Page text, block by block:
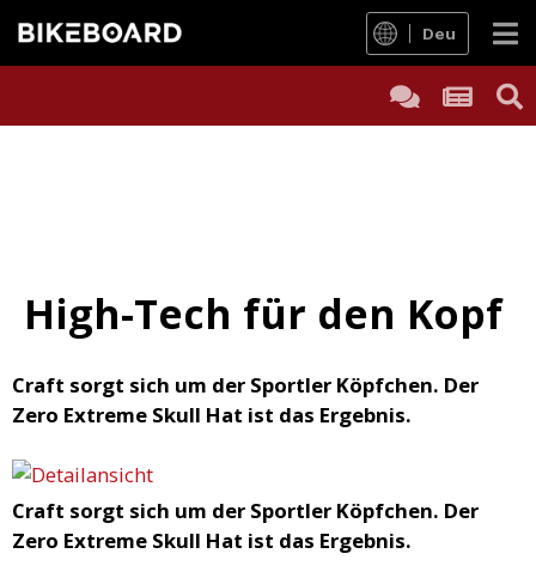
Deu
High-Tech für den Kopf
Craft sorgt sich um der Sportler Köpfchen. Der
Zero Extreme Skull Hat ist das Ergebnis.
Craft sorgt sich um der Sportler Köpfchen. Der
Zero Extreme Skull Hat ist das Ergebnis.